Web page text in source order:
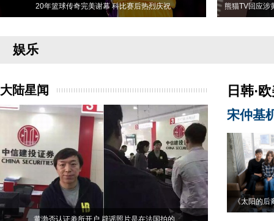
20年篮球传奇完美谢幕 科比赛后热烈庆祝 熊猫TV回应涉
娱乐
大陆星闻
黄渤否认证劵所开户 辟谣照片是在法国拍的
日韩·
宋仲基
《太阳的后